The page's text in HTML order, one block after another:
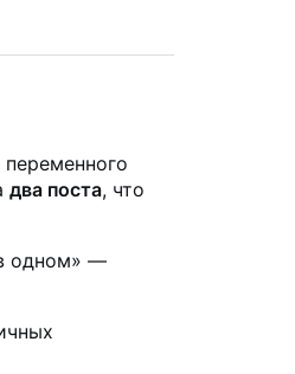
переменного
два поста, что
одном» —